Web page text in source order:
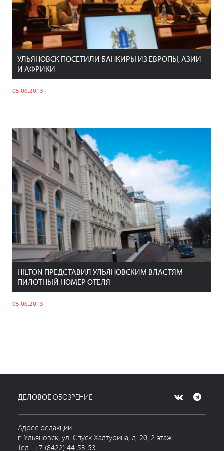
УЛЬЯНОВСК ПОСЕТИЛИ БАНКИРЫ ИЗ ЕВРОПЫ, АЗИИ
И АФРИКИ
05.06.2013
HILTON ПРЕДСТАВИЛ УЛЬЯНОВСКИМ ВЛАСТЯМ
ПИЛОТНЫЙ НОМЕР ОТЕЛЯ
05.06.2013
ДЕЛОВОЕ ОБОЗРЕНИЕ
Адрес редакции:
г. Ульяновск, ул. Спуск Халтурина, д. 20, 2 этаж
Тел.: +7 (8422) 44-53-53